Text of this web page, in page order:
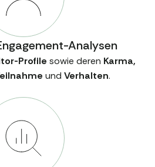
Analysen
Profile sowie deren Karma,
und Verhalten.